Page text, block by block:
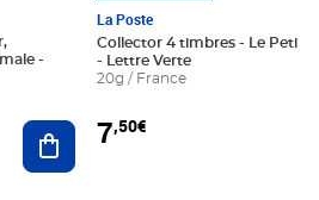
Ajouter au panier
La Poste
Collector 4 timbres - Le Petit
- Lettre Verte
20g / France
7,50€